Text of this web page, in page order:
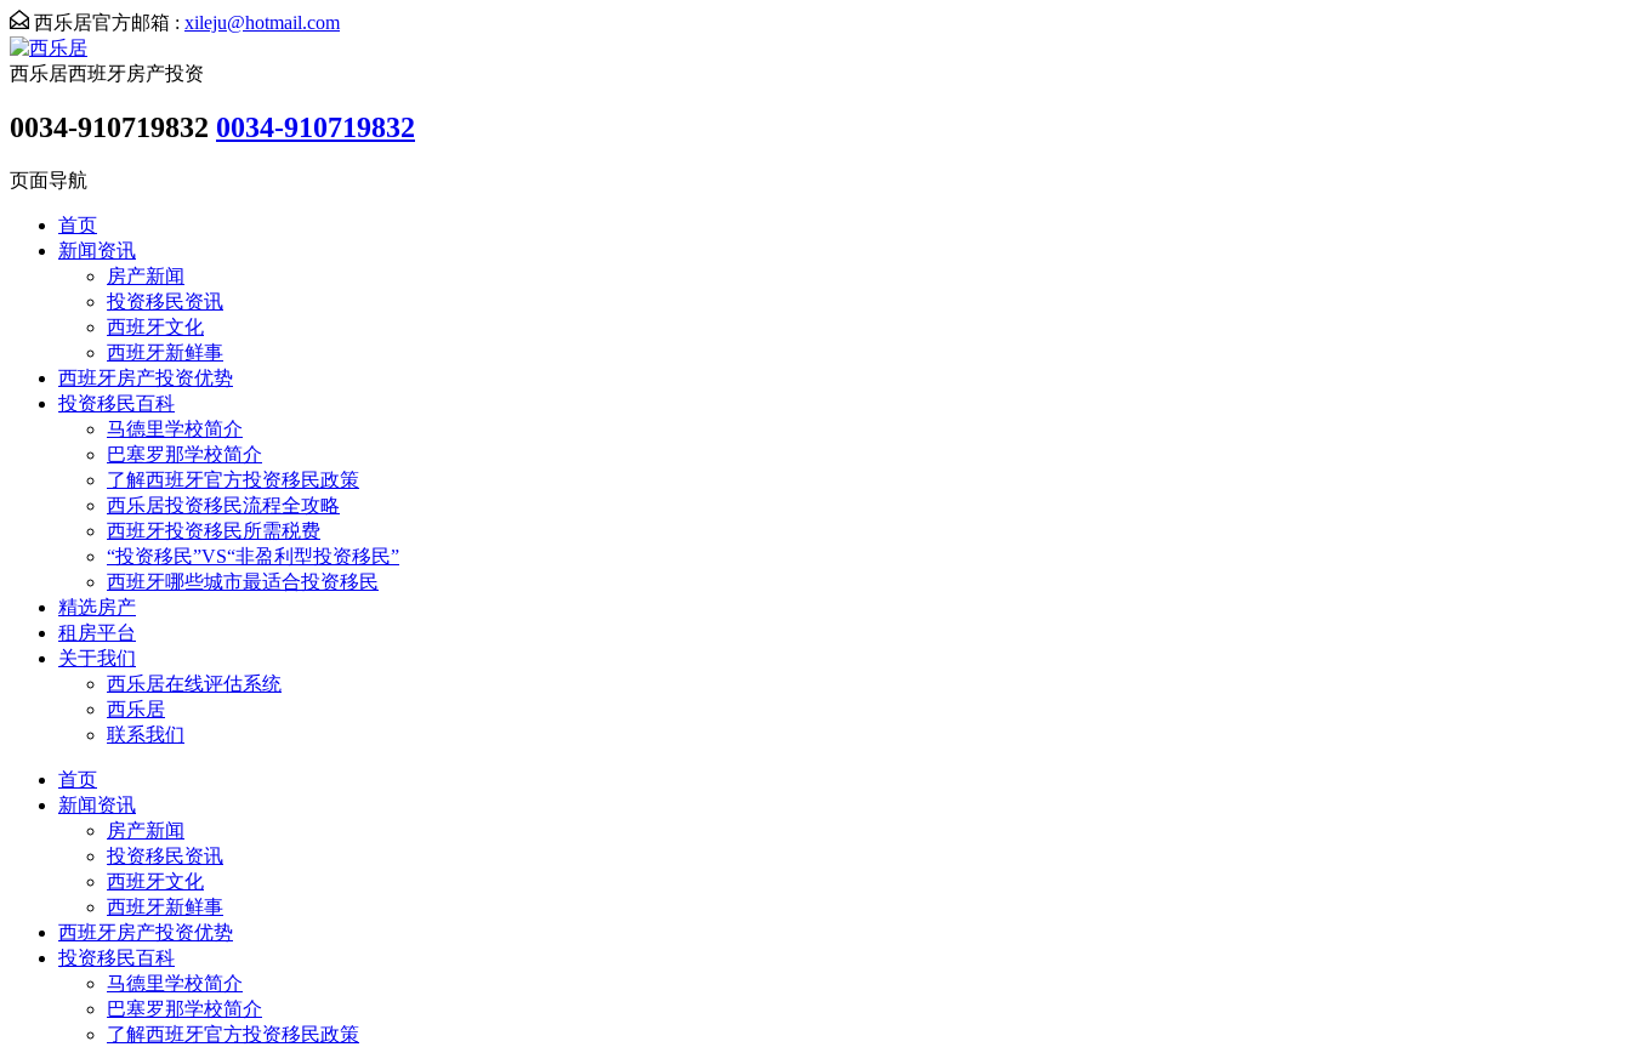
西乐居官方邮箱 : xileju@hotmail.com
西乐居西班牙房产投资
0034-910719832 0034-910719832
页面导航
首页
新闻资讯
房产新闻
投资移民资讯
西班牙文化
西班牙新鲜事
西班牙房产投资优势
投资移民百科
马德里学校简介
巴塞罗那学校简介
了解西班牙官方投资移民政策
西乐居投资移民流程全攻略
西班牙投资移民所需税费
“投资移民”VS“非盈利型投资移民”
西班牙哪些城市最适合投资移民
精选房产
租房平台
关于我们
西乐居在线评估系统
西乐居
联系我们
首页
新闻资讯
房产新闻
投资移民资讯
西班牙文化
西班牙新鲜事
西班牙房产投资优势
投资移民百科
马德里学校简介
巴塞罗那学校简介
了解西班牙官方投资移民政策